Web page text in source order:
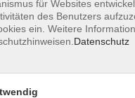
für Websites
des Benutzers
ein. Weitere
Datenschutz